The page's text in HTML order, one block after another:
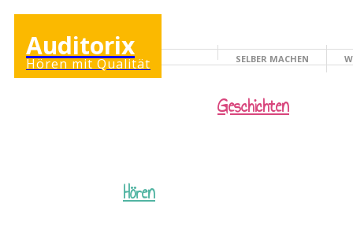
Auditorix
Hören mit Qualität KINDERSEITE
SELBER MACHEN
Hören
Geschichten